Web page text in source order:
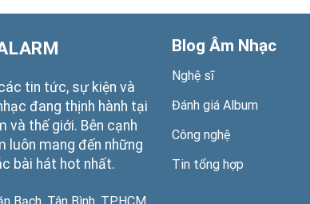
tin tức, sự kiện và
đang thịnh hành tại
và thế giới. Bên cạnh
luôn mang đến những
bài hát hot nhất.
Blog Âm Nhạc
Nghệ sĩ
Đánh giá Album
Công nghệ
Tin tổng hợp